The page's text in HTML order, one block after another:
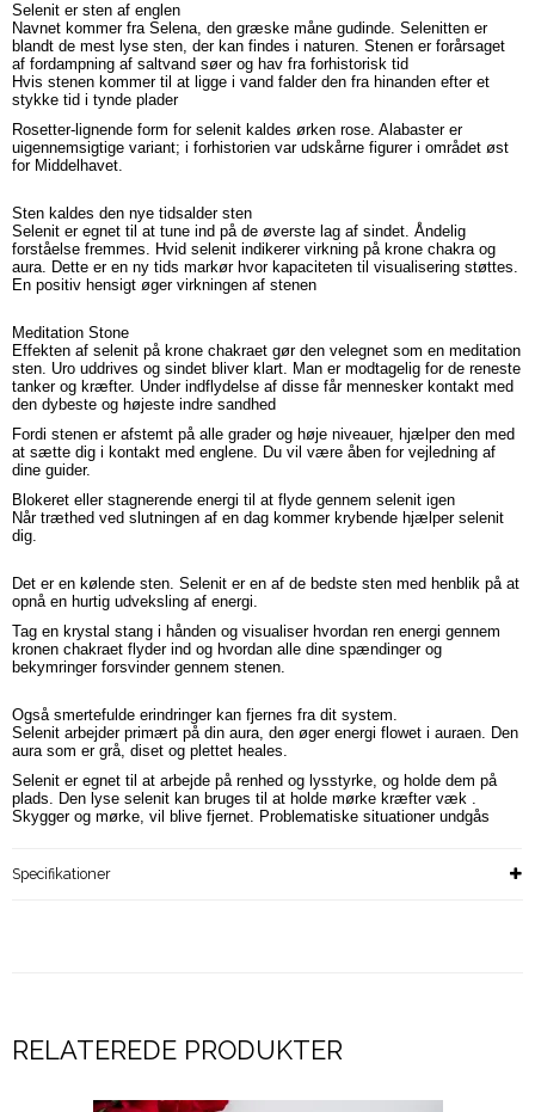
Selenit er sten af englen
Navnet kommer fra Selena, den græske måne gudinde. Selenitten er
blandt de mest lyse sten, der kan findes i naturen. Stenen er forårsaget
af fordampning af saltvand søer og hav fra forhistorisk tid
Hvis stenen kommer til at ligge i vand falder den fra hinanden efter et
stykke tid i tynde plader
Rosetter-lignende form for selenit kaldes ørken rose. Alabaster er
uigennemsigtige variant; i forhistorien var udskårne figurer i området øst
for Middelhavet.
Sten kaldes den nye tidsalder sten
Selenit er egnet til at tune ind på de øverste lag af sindet. Åndelig
forståelse fremmes. Hvid selenit indikerer virkning på krone chakra og
aura. Dette er en ny tids markørhvor kapaciteten til visualisering støttes.
En positiv hensigt øger virkningen af stenen
Meditation Stone
Effekten af selenit på krone chakraet gør den velegnet som en meditation
sten. Uro uddrives og sindet bliver klart. Man er modtagelig for de reneste
tanker og kræfter. Under indflydelse af disse får mennesker kontakt med
den dybeste og højeste indre sandhed
Fordi stenen er afstemt på alle grader og høje niveauer, hjælper den med
at sætte dig i kontakt med englene. Du vil være åben for vejledning af
dine guider.
Blokeret eller stagnerende energi til at flyde gennem selenit igen
Når træthed ved slutningen af en dag kommer krybende hjælper selenit
dig.
Det er en kølende sten. Selenit er en af de bedste sten med henblik på at
opnå en hurtig udveksling af energi.
Tag en krystal stang i hånden og visualiser hvordan ren energi gennem
kronen chakraet flyder ind og hvordan alle dine spændinger og
bekymringer forsvinder gennem stenen.
Også smertefulde erindringer kan fjernes fra dit system.
Selenit arbejder primært på din aura, den øger energi flowet i auraen. Den
aura som er grå, diset og plettet heales.
Selenit er egnet til at arbejde på renhed og lysstyrke, og holde dem på
plads. Den lyse selenit kan bruges til at holde mørke kræfter væk .
Skygger og mørke, vil blive fjernet. Problematiske situationer undgås
Specifikationer
RELATEREDE PRODUKTER